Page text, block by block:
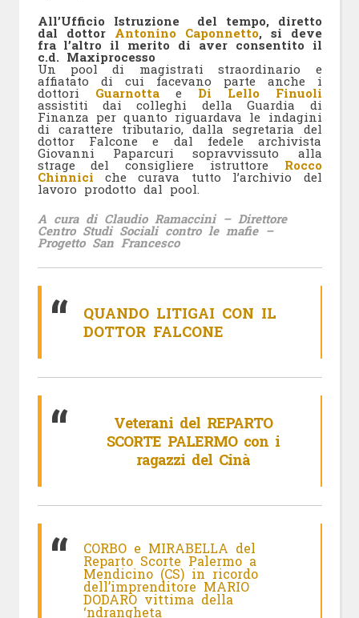
All’Ufficio Istruzione del tempo, diretto
dal dottor Antonino Caponnetto, si deve
fra l’altro il merito di aver consentito il
c.d. Maxiprocesso
Un pool di magistrati straordinario e
affiatato di cui facevano parte anche i
dottori Guarnottae Di Lello Finuoli
assistiti dai colleghi della Guardia di
Finanza per quanto riguardava le indagini
di carattere tributario, dalla segretaria del
dottor Falcone e dal fedele archivista
Giovanni Paparcuri sopravvissuto alla
strage del consigliere istruttore Rocco
Chinnici che curava tutto l’archivio del
lavoro prodotto dal pool.
A cura di Claudio Ramaccini – Direttore
Centro Studi Sociali contro le mafie –
Progetto San Francesco
QUANDO LITIGAI CON IL
DOTTOR FALCONE
Veterani del REPARTO
SCORTE PALERMO con i
ragazzi del Cinà
CORBO e MIRABELLA del
Reparto Scorte Palermo a
Mendicino (CS) in ricordo
dell’imprenditore MARIO
DODARO vittima della
‘ndrangheta